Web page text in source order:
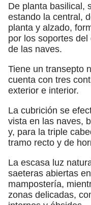
De planta basilical,
estando la central,
planta y alzado,
por los soportes
de las naves.
Tiene un transepto
cuenta con tres
exterior e interior.
La cubrición se
vista en las naves,
y, para la triple
tramo recto y de
La escasa luz
saeteras abiertas
mampostería,
zonas delicadas,